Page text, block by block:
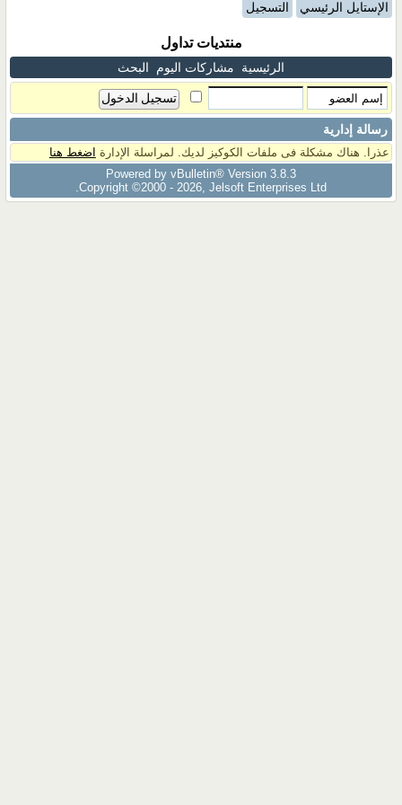
الإستايل الرئيسي التسجيل
منتديات تداول
الرئيسية مشاركات اليوم البحث
رسالة إدارية
عذرا. هناك مشكلة فى ملفات الكوكيز لديك. لمراسلة الإدارة اضغط هنا
Powered by vBulletin® Version 3.8.3
Copyright ©2000 - 2026, Jelsoft Enterprises Ltd.